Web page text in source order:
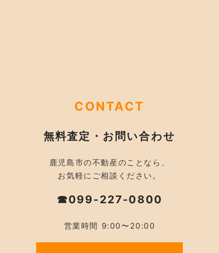
CONTACT
無料査定・お問い合わせ
鹿児島市の不動産のことなら、
お気軽にご相談ください。
☎099-227-0800
営業時間 9:00〜20:00